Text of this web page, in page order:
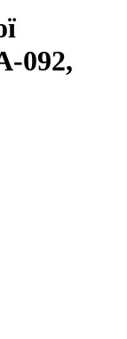
092,